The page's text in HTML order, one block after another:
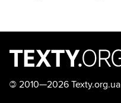
© 2010—2026 Texty.org.ua